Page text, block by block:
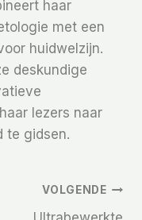
haar
met een
huidwelzijn.
deskundige
lezers naar
te gidsen.
VOLGENDE